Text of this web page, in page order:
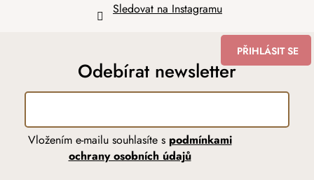
Sledovat na Instagramu
Odebírat newsletter
Vložením e-mailu souhlasíte s podmínkami
ochrany osobních údajů
PŘIHLÁSIT SE